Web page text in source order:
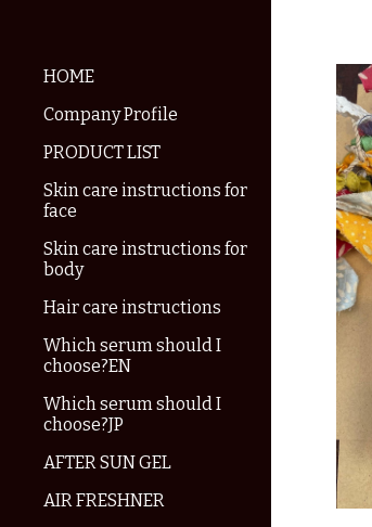
HOME
Company Profile
PRODUCT LIST
Skin care instructions for
face
Skin care instructions for
body
Hair care instructions
Which serum should I
choose?EN
Which serum should I
choose?JP
AFTER SUN GEL
AIR FRESHNER